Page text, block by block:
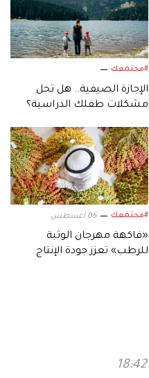
#مجتمعك
الإجازة الصيفية.. هل تحل
مشكلات طفلك الدراسية؟
#مجتمعك 06 أغسطس
«فاكهة مهرجان الوثبة
للرطب» تعزز جودة الإنتاج